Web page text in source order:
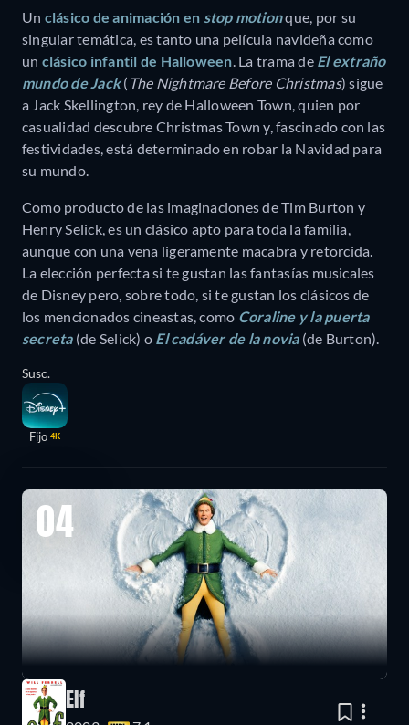
Un clásico de animación en stop motionque, por su
singular temática, es tanto una película navideña como
un clásico infantil de Halloween. La trama de El extraño
mundo de Jack( The Nightmare Before Christmas) sigue
a Jack Skellington, rey de Halloween Town, quien por
casualidad descubre Christmas Town y, fascinado con las
festividades, está determinado en robar la Navidad para
su mundo.
Como producto de las imaginaciones de Tim Burton y
Henry Selick, es un clásico apto para toda la familia,
aunque con una vena ligeramente macabra y retorcida.
La elección perfecta si te gustan las fantasías musicales
de Disney pero, sobre todo, si te gustan los clásicos de
los mencionados cineastas, como Coraline y la puerta
secreta(de Selick) o El cadáver de la novia(de Burton).
Susc.
Fijo 4K
04
Elf